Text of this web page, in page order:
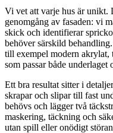
Vi vet att varje hus är unikt.
genomgång av fasaden: vi
skick och identifierar
behöver särskild
till exempel modern
som passar både underlaget
Ett bra resultat sitter i
skrapar och slipar till fast
behövs och lägger två
maskering, täckning och
utan spill eller onödigt